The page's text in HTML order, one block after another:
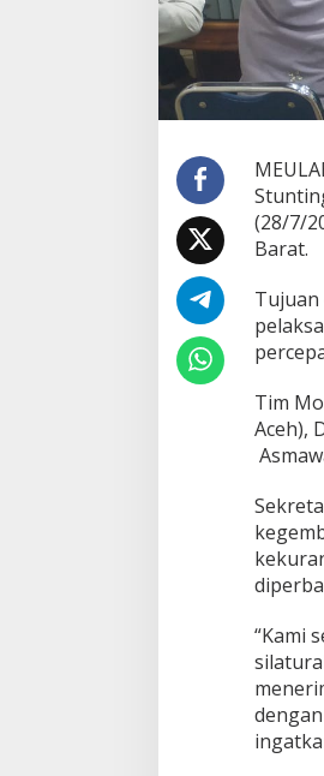
(28/7/
Barat.
Tim
Aceh),
“Kami